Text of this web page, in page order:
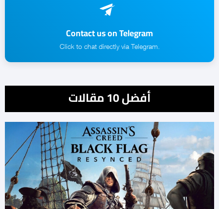
Contact us on Telegram
.Click to chat directly via Telegram
أفضل 10 مقالات